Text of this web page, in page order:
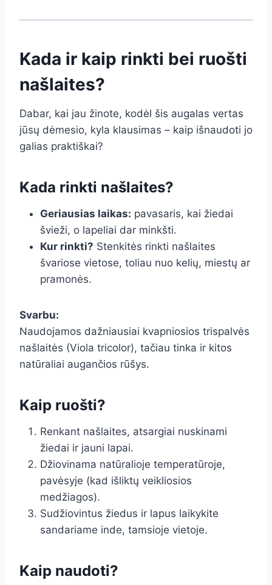
Kada ir kaip rinkti bei ruošti
našlaites?
Dabar, kai jau žinote, kodėl šis augalas vertas
jūsų dėmesio, kyla klausimas – kaip išnaudoti jo
galias praktiškai?
Kada rinkti našlaites?
Geriausias laikas: pavasaris, kai žiedai
švieži, o lapeliai dar minkšti.
Kur rinkti? Stenkitės rinkti našlaites
švariose vietose, toliau nuo kelių, miestų ar
pramonės.
Svarbu:
Naudojamos dažniausiai kvapniosios trispalvės
našlaitės (Viola tricolor), tačiau tinka ir kitos
natūraliai augančios rūšys.
Kaip ruošti?
Renkant našlaites, atsargiai nuskinami
žiedai ir jauni lapai.
Džiovinama natūralioje temperatūroje,
pavėsyje (kad išliktų veikliosios
medžiagos).
Sudžiovintus žiedus ir lapus laikykite
sandariame inde, tamsioje vietoje.
Kaip naudoti?